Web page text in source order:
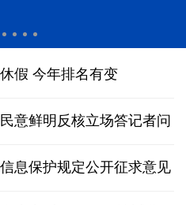
假 今年排名有变
意鲜明反核立场答记者问
息保护规定公开征求意见